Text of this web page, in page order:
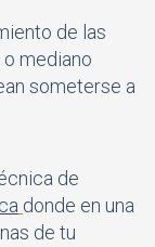
de las
mediano
someterse a
de
donde en una
de tu